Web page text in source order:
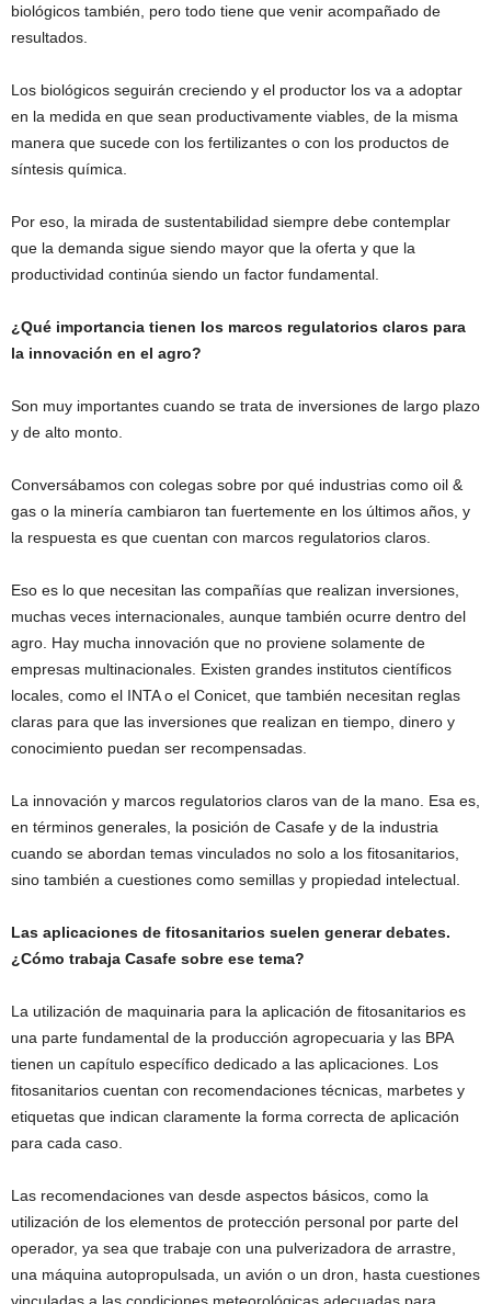
biológicos también, pero todo tiene que venir acompañado de
resultados.
Los biológicos seguirán creciendo y el productor los va a adoptar
en la medida en que sean productivamente viables, de la misma
manera que sucede con los fertilizantes o con los productos de
síntesis química.
Por eso, la mirada de sustentabilidad siempre debe contemplar
que la demanda sigue siendo mayor que la oferta y que la
productividad continúa siendo un factor fundamental.
¿Qué importancia tienen los marcos regulatorios claros para
la innovación en el agro?
Son muy importantes cuando se trata de inversiones de largo plazo
y de alto monto.
Conversábamos con colegas sobre por qué industrias como oil &
gas o la minería cambiaron tan fuertemente en los últimos años, y
la respuesta es que cuentan con marcos regulatorios claros.
Eso es lo que necesitan las compañías que realizan inversiones,
muchas veces internacionales, aunque también ocurre dentro del
agro. Hay mucha innovación que no proviene solamente de
empresas multinacionales. Existen grandes institutos científicos
locales, como el INTA o el Conicet, que también necesitan reglas
claras para que las inversiones que realizan en tiempo, dinero y
conocimiento puedan ser recompensadas.
La innovación y marcos regulatorios claros van de la mano. Esa es,
en términos generales, la posición de Casafe y de la industria
cuando se abordan temas vinculados no solo a los fitosanitarios,
sino también a cuestiones como semillas y propiedad intelectual.
Las aplicaciones de fitosanitarios suelen generar debates.
¿Cómo trabaja Casafe sobre ese tema?
La utilización de maquinaria para la aplicación de fitosanitarios es
una parte fundamental de la producción agropecuaria y las BPA
tienen un capítulo específico dedicado a las aplicaciones. Los
fitosanitarios cuentan con recomendaciones técnicas, marbetes y
etiquetas que indican claramente la forma correcta de aplicación
para cada caso.
Las recomendaciones van desde aspectos básicos, como la
utilización de los elementos de protección personal por parte del
operador, ya sea que trabaje con una pulverizadora de arrastre,
una máquina autopropulsada, un avión o un dron, hasta cuestiones
vinculadas a las condiciones meteorológicas adecuadas para